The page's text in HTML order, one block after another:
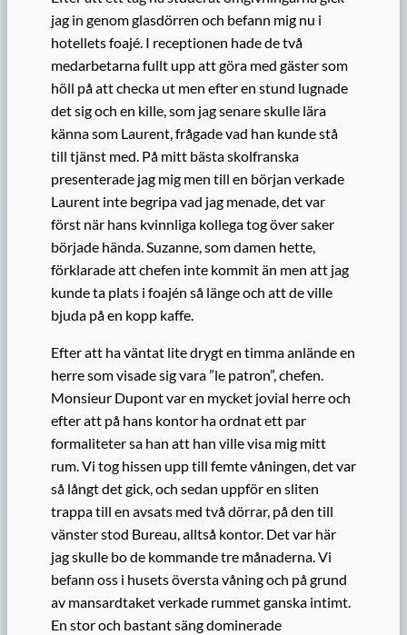
jag in genom glasdörren och befann mig nu i
hotellets foajé. I receptionen hade de två
medarbetarna fullt upp att göra med gäster som
höll på att checka ut men efter en stund lugnade
det sig och en kille, som jag senare skulle lära
känna som Laurent, frågade vad han kunde stå
till tjänst med. På mitt bästa skolfranska
presenterade jag mig men till en början verkade
Laurent inte begripa vad jag menade, det var
först när hans kvinnliga kollega tog över saker
började hända. Suzanne, som damen hette,
förklarade att chefen inte kommit än men att jag
kunde ta plats i foajén så länge och att de ville
bjuda på en kopp kaffe.
Efter att ha väntat lite drygt en timma anlände en
herre som visade sig vara ”le patron”, chefen.
Monsieur Dupont var en mycket jovial herre och
efter att på hans kontor ha ordnat ett par
formaliteter sa han att han ville visa mig mitt
rum. Vi tog hissen upp till femte våningen, det var
så långt det gick, och sedan uppför en sliten
trappa till en avsats med två dörrar, på den till
vänster stod Bureau, alltså kontor. Det var här
jag skulle bo de kommande tre månaderna. Vi
befann oss i husets översta våning och på grund
av mansardtaket verkade rummet ganska intimt.
En stor och bastant säng dominerade